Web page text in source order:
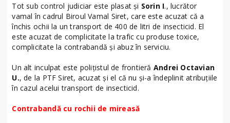
Tot sub control judiciar este plasat și Sorin I., lucrător
vamal în cadrul Biroul Vamal Siret, care este acuzat că a
închis ochii la un transport de 400 de litri de insecticid. El
este acuzat de complicitate la trafic cu produse toxice,
complicitate la contrabandă și abuz în serviciu.
Un alt inculpat este polițistul de frontieră Andrei Octavian
U., de la PTF Siret, acuzat și el că nu și-a îndeplinit atribuțiile
în cazul acelui transport de insecticid.
Contrabandă cu rochii de mireasă